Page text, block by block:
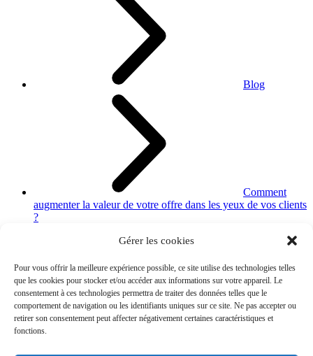
Gérer les cookies
Pour vous offrir la meilleure expérience possible, ce site utilise des technologies telles
que les cookies pour stocker et/ou accéder aux informations sur votre appareil. Le
consentement à ces technologies permettra de traiter des données telles que le
comportement de navigation ou les identifiants uniques sur ce site. Ne pas accepter ou
retirer son consentement peut affecter négativement certaines caractéristiques et
fonctions.
Blog
Comment
augmenter la valeur de votre offre dans les yeux de vos clients
?